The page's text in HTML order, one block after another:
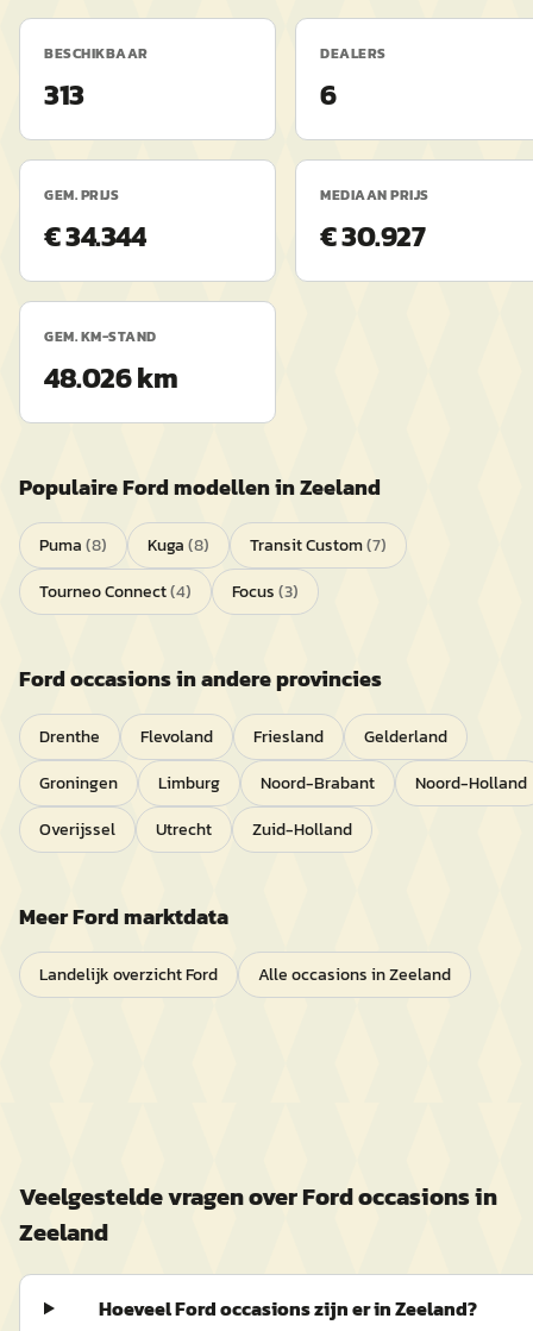
BESCHIKBAAR
313
DEALERS
6
GEM. PRIJS
€ 34.344
MEDIAAN PRIJS
€ 30.927
GEM. KM-STAND
48.026 km
PopulaireFordmodellen inZeeland
Puma(8) Kuga(8) Transit Custom(7)
Tourneo Connect(4) Focus(3)
Fordoccasions in andere provincies
Drenthe Flevoland Friesland
Gelderland
Groningen
Limburg Noord-Brabant
Noord-Holland
Overijssel
Utrecht Zuid-Holland
MeerFordmarktdata
Landelijk overzichtFord Alle occasions inZeeland
Veelgestelde vragen overFordoccasions in
Zeeland
Hoeveel Ford occasions zijn er in Zeeland?